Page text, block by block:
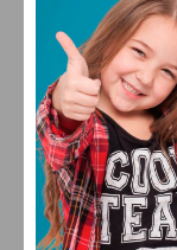
Eu li
FERREIRA